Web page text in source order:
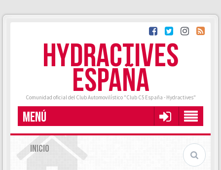
HYDRACTIVES
ESPAÑA
Comunidad oficial del Club Automovilístico "Club C5 España - Hydractives"
MENÚ
INICIO